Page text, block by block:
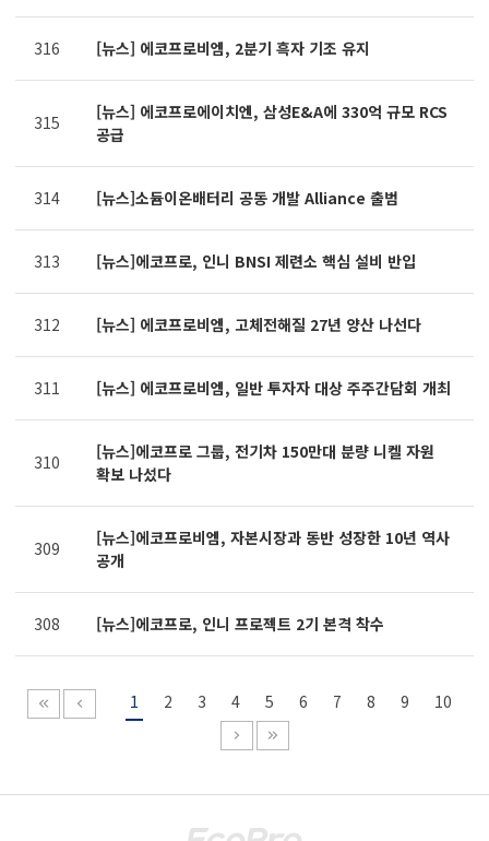
작성자,
조회수,
제공표
316 [뉴스] 에코프로비엠, 2분기 흑자 기조 유지
315
[뉴스] 에코프로에이치엔, 삼성E&A에 330억 규모 RCS
공급
314 [뉴스]소듐이온배터리 공동 개발 Alliance 출범
313 [뉴스]에코프로, 인니 BNSI 제련소 핵심 설비 반입
312 [뉴스] 에코프로비엠, 고체전해질 27년 양산 나선다
311 [뉴스] 에코프로비엠, 일반 투자자 대상 주주간담회 개최
310
[뉴스]에코프로 그룹, 전기차 150만대 분량 니켈 자원
확보 나섰다
309
[뉴스]에코프로비엠, 자본시장과 동반 성장한 10년 역사
공개
308 [뉴스]에코프로, 인니 프로젝트 2기 본격 착수
1 2 3 4 5 6 7 8 9 10